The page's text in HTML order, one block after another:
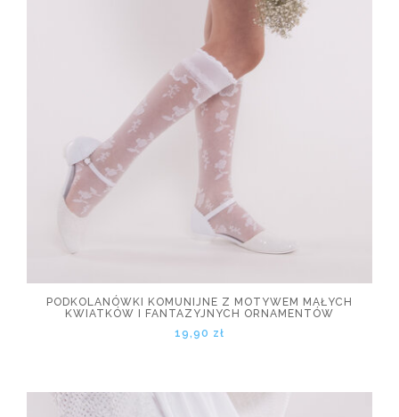
PODKOLANÓWKI KOMUNIJNE Z MOTYWEM MAŁYCH
KWIATKÓW I FANTAZYJNYCH ORNAMENTÓW
19,90 zł